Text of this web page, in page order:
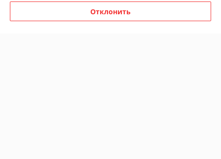
Политика обработки cookies
Отклонить